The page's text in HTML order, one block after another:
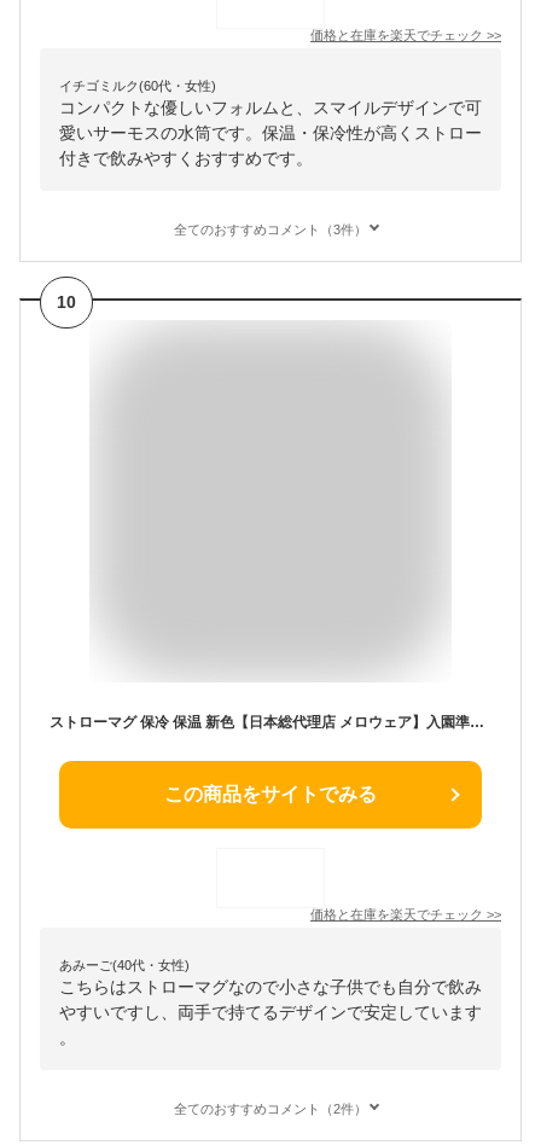
価格と在庫を楽天でチェック >>
イチゴミルク(60代・女性)
コンパクトな優しいフォルムと、スマイルデザインで可
愛いサーモスの水筒です。保温・保冷性が高くストロー
付きで飲みやすくおすすめです。
全てのおすすめコメント（3件）
10
ストローマグ 保冷 保温 新色【日本総代理店 メロウェア】入園準備 保育園 幼稚園 サーモボトル meroware ベビー マグボトル 270ml 9カ月 水筒 魔法瓶 1歳 2歳 3歳 漏れにくい 幼児用 男の子 女の子 MATT くすみカラー 出産祝い
この商品をサイトでみる
価格と在庫を楽天でチェック >>
あみーご(40代・女性)
こちらはストローマグなので小さな子供でも自分で飲み
やすいですし、両手で持てるデザインで安定しています
。
全てのおすすめコメント（2件）